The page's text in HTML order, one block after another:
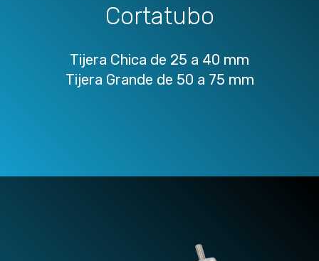
Cortatubo
Tijera Chica de 25 a 40 mm
Tijera Grande de 50 a 75 mm